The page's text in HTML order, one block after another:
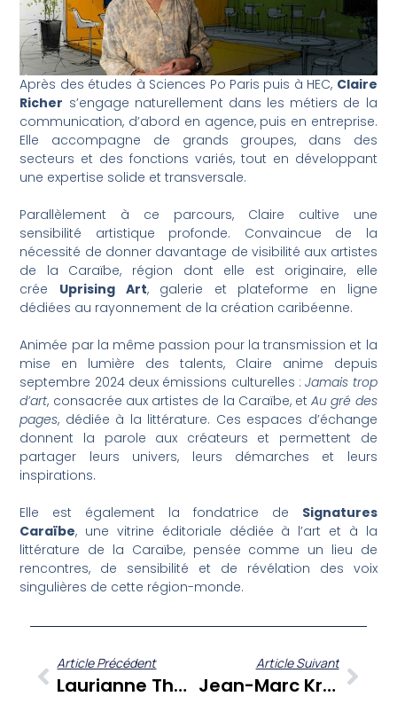
Après des études à Sciences Po Paris puis à HEC, Claire
Richer s’engage naturellement dans les métiers de la
communication, d’abord en agence, puis en entreprise.
Elle accompagne de grands groupes, dans des
secteurs et des fonctions variés, tout en développant
une expertise solide et transversale.
Parallèlement à ce parcours, Claire cultive une
sensibilité artistique profonde. Convaincue de la
nécessité de donner davantage de visibilité aux artistes
de la Caraïbe, région dont elle est originaire, elle
crée Uprising Art, galerie et plateforme en ligne
dédiées au rayonnement de la création caribéenne.
Animée par la même passion pour la transmission et la
mise en lumière des talents, Claire anime depuis
septembre 2024 deux émissions culturelles :Jamais trop
d’art, consacrée aux artistes de la Caraïbe, etAu gré des
pages, dédiée à la littérature. Ces espaces d’échange
donnent la parole aux créateurs et permettent de
partager leurs univers, leurs démarches et leurs
inspirations.
Elle est également la fondatrice de Signatures
Caraïbe, une vitrine éditoriale dédiée à l’art et à la
littérature de la Caraïbe, pensée comme un lieu de
rencontres, de sensibilité et de révélation des voix
singulières de cette région-monde.
Article Précédent
Laurianne Thodiard
Article Suivant
Jean-Marc Kromwel